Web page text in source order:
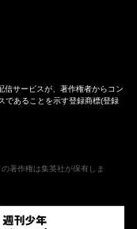
信サービスが、著作権者からコン
であることを示す登録商標(登録
著作権は集英社が保有しま